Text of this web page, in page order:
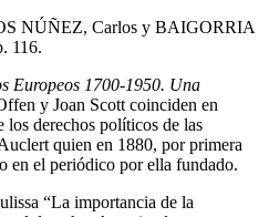
NÚÑEZ, Carlos y BAIGORRIA
116.
Europeos 1700-1950. Una
y Joan Scott coinciden en
los derechos políticos de las
quien en 1880, por primera
en el periódico por ella fundado.
“La importancia de la